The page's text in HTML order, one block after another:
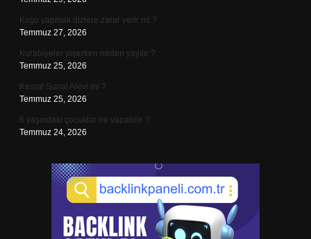
Koşu yapmak dizlere zarar verir mi ?
Temmuz 27, 2026
Kurabiyeler pişerken neden yayılır ?
Temmuz 25, 2026
Kemal Sunal Alevi mi ?
Temmuz 25, 2026
6 yaşındaki çocuklar ne yapabilir ?
Temmuz 24, 2026